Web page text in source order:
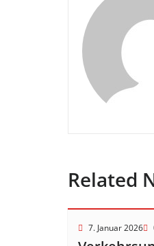
Related
7. Januar 2026